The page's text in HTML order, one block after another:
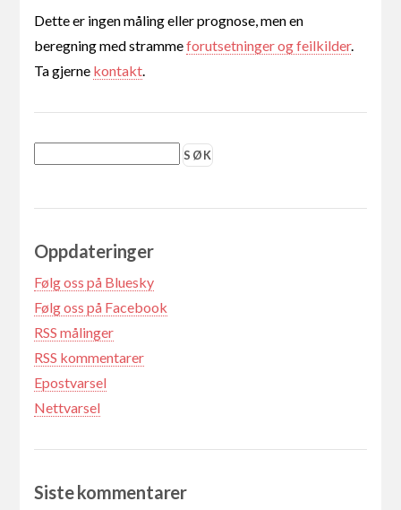
Dette er ingen måling eller prognose, men en
beregning med strammeforutsetninger og feilkilder.
Ta gjerne kontakt.
Oppdateringer
Følg oss på Bluesky
Følg oss på Facebook
RSS målinger
RSS kommentarer
Epostvarsel
Nettvarsel
Siste kommentarer